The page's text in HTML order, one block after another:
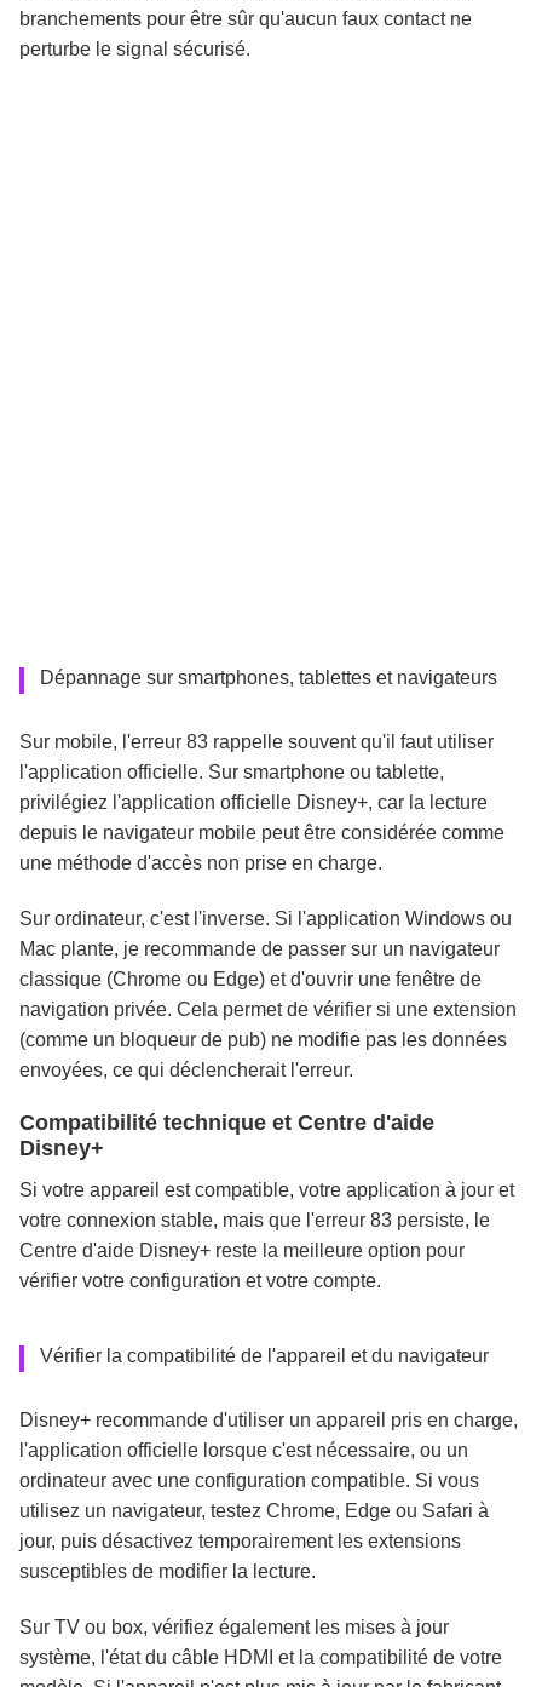
branchements pour être sûr qu'aucun faux contact ne
perturbe le signal sécurisé.
Dépannage sur smartphones, tablettes et navigateurs
Sur mobile, l'erreur 83 rappelle souvent qu'il faut utiliser
l'application officielle. Sur smartphone ou tablette,
privilégiez l'application officielle Disney+, car la lecture
depuis le navigateur mobile peut être considérée comme
une méthode d'accès non prise en charge.
Sur ordinateur, c'est l'inverse. Si l'application Windows ou
Mac plante, je recommande de passer sur un navigateur
classique (Chrome ou Edge) et d'ouvrir une fenêtre de
navigation privée. Cela permet de vérifier si une extension
(comme un bloqueur de pub) ne modifie pas les données
envoyées, ce qui déclencherait l'erreur.
Compatibilité technique et Centre d'aide
Disney+
Si votre appareil est compatible, votre application à jour et
votre connexion stable, mais que l'erreur 83 persiste, le
Centre d'aide Disney+ reste la meilleure option pour
vérifier votre configuration et votre compte.
Vérifier la compatibilité de l'appareil et du navigateur
Disney+ recommande d'utiliser un appareil pris en charge,
l'application officielle lorsque c'est nécessaire, ou un
ordinateur avec une configuration compatible. Si vous
utilisez un navigateur, testez Chrome, Edge ou Safari à
jour, puis désactivez temporairement les extensions
susceptibles de modifier la lecture.
Sur TV ou box, vérifiez également les mises à jour
système, l'état du câble HDMI et la compatibilité de votre